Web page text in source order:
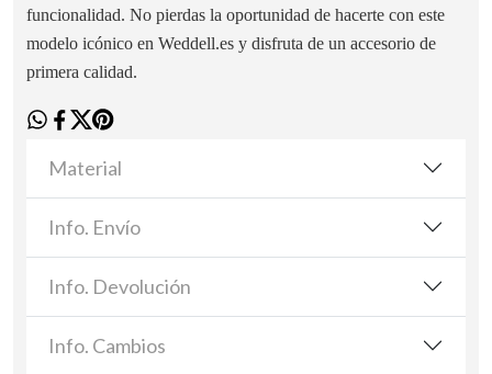
funcionalidad. No pierdas la oportunidad de hacerte con este
modelo icónico en Weddell.es y disfruta de un accesorio de
primera calidad.
Material
Info. Envío
Info. Devolución
Info. Cambios